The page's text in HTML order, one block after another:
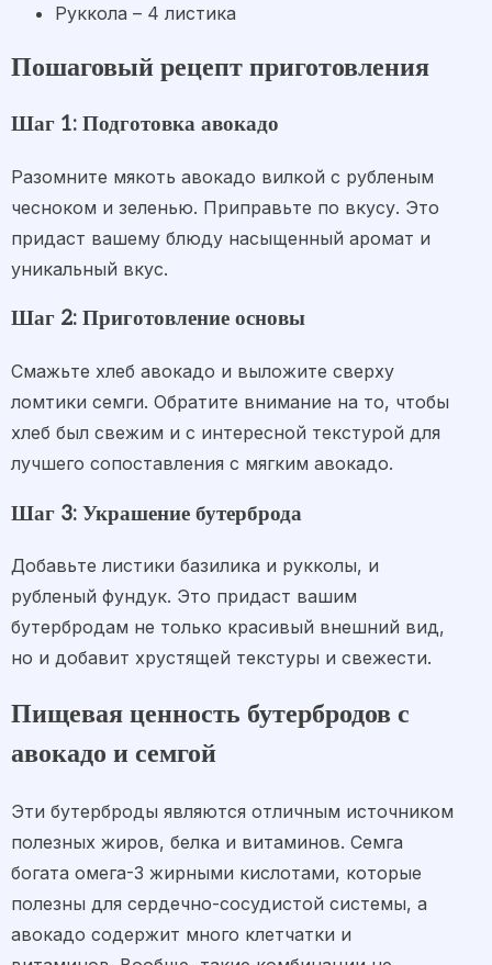
Руккола – 4 листика
Пошаговый рецепт приготовления
Шаг 1: Подготовка авокадо
Разомните мякоть авокадо вилкой с рубленым
чесноком и зеленью. Приправьте по вкусу. Это
придаст вашему блюду насыщенный аромат и
уникальный вкус.
Шаг 2: Приготовление основы
Смажьте хлеб авокадо и выложите сверху
ломтики семги. Обратите внимание на то, чтобы
хлеб был свежим и с интересной текстурой для
лучшего сопоставления с мягким авокадо.
Шаг 3: Украшение бутерброда
Добавьте листики базилика и рукколы, и
рубленый фундук. Это придаст вашим
бутербродам не только красивый внешний вид,
но и добавит хрустящей текстуры и свежести.
Пищевая ценность бутербродов с
авокадо и семгой
Эти бутерброды являются отличным источником
полезных жиров, белка и витаминов. Семга
богата омега-3 жирными кислотами, которые
полезны для сердечно-сосудистой системы, а
авокадо содержит много клетчатки и